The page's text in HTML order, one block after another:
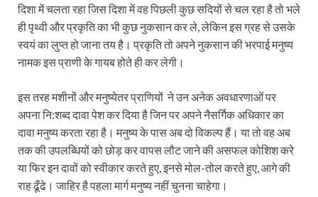
दिशा में चलता रहा जिस दिशा में वह पिछली कुछ सदियों से चल रहा है तो भले
ही पृथ्वी और प्रकृति का भी कुछ नुकसान कर ले, लेकिन इस ग्रह से उसके
स्वयं का लुप्त हो जाना तय है। प्रकृति तो अपने नुकसान की भरपाई मनुष्य
नामक इस प्राणी के गायब होते ही कर लेगी।
इस तरह मशीनों और मनुष्येतर प्राणियों ने उन अनेक अवधारणाओं पर
अपना नि:शब्द दावा पेश कर दिया है जिन पर अपने नैसर्गिक अधिकार का
दावा मनुष्य करता रहा है। मनुष्य के पास अब दो विकल्प हैं। या तो वह अब
तक की उपलब्धियों को छोड़ कर वापस लौट जाने की असफल कोशिश करे
या फिर इन दावों को स्वीकार करते हुए, इनसे मोल-तोल करते हुए, आगे की
राह ढूँढे। जाहिर है पहला मार्ग मनुष्य नहीं चुनना चाहेगा।